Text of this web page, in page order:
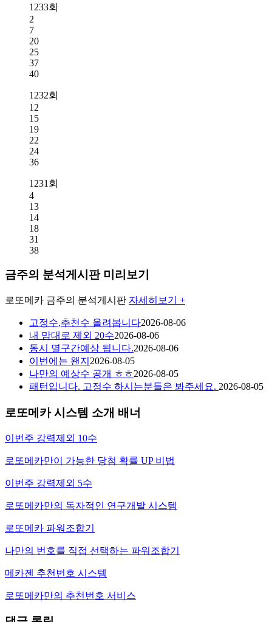
1233회
2
7
20
25
37
40
1232회
12
15
19
22
24
36
1231회
4
13
14
18
31
38
금주의 분석게시판 미리보기
로또메카 금주의 분석게시판 자세히보기 +
고정수,추천수 올려봅니다2026-08-06
내 맘대로 제외 20수2026-08-06
동시 멸구간예상 됩니다.2026-08-06
이번에는 왠지 2026-08-05
나만의 예상수 공개 ㅎㅎ2026-08-05
패턴입니다. 고정수 하시는분들은 봐주세요. 2026-08-05
로또메카 시스템 소개 배너
이번주 강력제외 10수
로또메카만이 가능한 당첨 확률 UP 비법
이번주 강력제외 5수
로또메카만의 독자적인 연구개발 시스템
로또메카 파워조합기
나만의 번호를 직접 선택하는 파워조합기
메카젠 추천번호 시스템
로또메카만의 추천번호 서비스